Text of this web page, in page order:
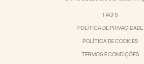
FAQ’S
POLÍTICA DE PRIVACIDADE
POLÍTICA DE COOKIES
TERMOS E CONDIÇÕES